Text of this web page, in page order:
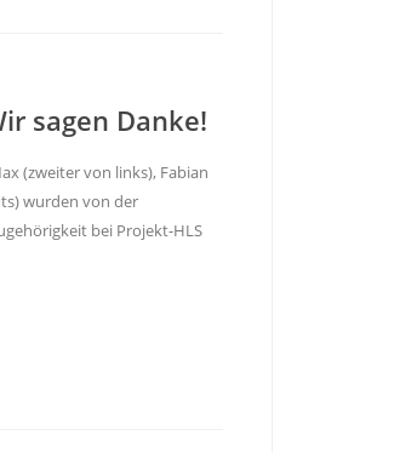
sagen Danke!
(zweiter von links), Fabian
wurden von der
bei Projekt-HLS